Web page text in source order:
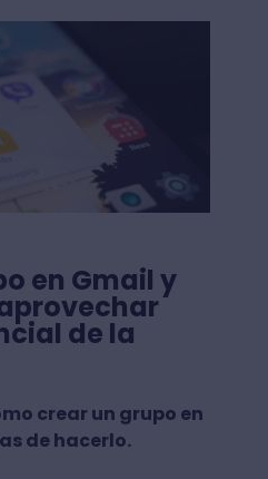
en Gmail y
de la
crear un grupo en
de hacerlo.